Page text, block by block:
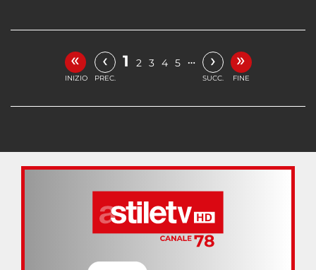
«
INIZIO
‹
PREC.
1 2 3 4 5 … ›
SUCC.
»
FINE